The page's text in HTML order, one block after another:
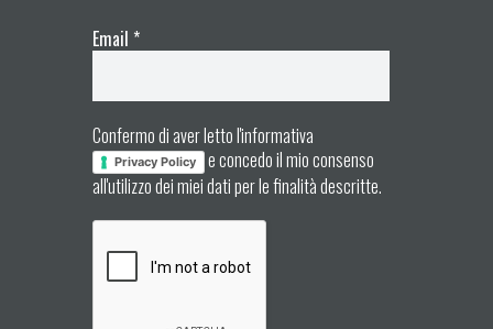
Email *
Confermo di aver letto l'informativa
Privacy Policy
e concedo il mio consenso
all'utilizzo dei miei dati per le finalità descritte.